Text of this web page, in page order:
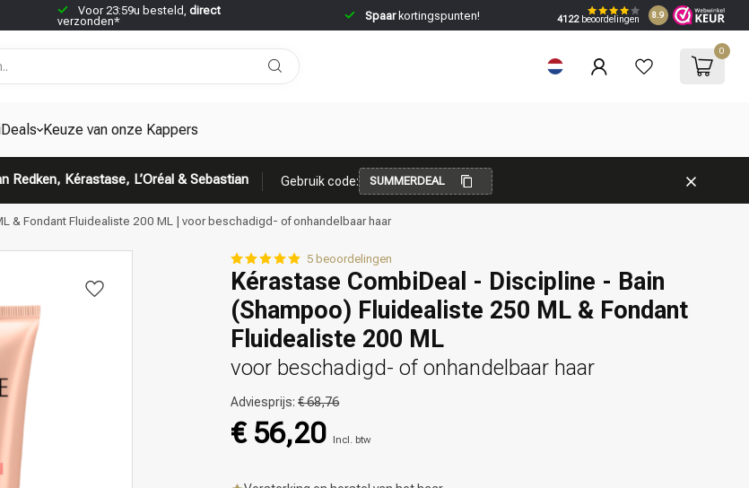
Voor 23:59u besteld, direct
verzonden*
Spaarkortingspunten! 4122beoordelingen 8.9
0
Keuze van onze Kappers
Redken, Kérastase, L’Oréal & Sebastian Gebruik code: SUMMERDEAL
& Fondant Fluidealiste 200 ML | voor beschadigd- of onhandelbaar haar
5 beoordelingen
Kérastase CombiDeal - Discipline - Bain
(Shampoo) Fluidealiste 250 ML & Fondant
Fluidealiste 200 ML
voor beschadigd- of onhandelbaar haar
Adviesprijs:€ 68,76
€ 56,20 Incl. btw